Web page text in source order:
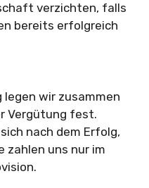
verzichten, falls
bereits erfolgreich
legen wir zusammen
Vergütung fest.
nach dem Erfolg,
zahlen uns nur im